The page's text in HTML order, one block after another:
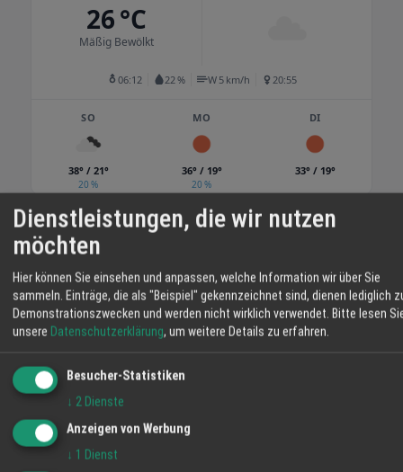
26 °C
Mäßig Bewölkt
06:12 22 % W 5 km/h 20:55
SO
38° / 21°
20 %
MO
36° / 19°
20 %
DI
33° / 19°
VIDEO-TIPP
Dienstleistungen, die wir nutzen
möchten
Hier können Sie einsehen und anpassen, welche Information wir über Sie
sammeln. Einträge, die als "Beispiel" gekennzeichnet sind, dienen lediglich
Demonstrationszwecken und werden nicht wirklich verwendet. Bitte lesen
unsere Datenschutzerklärung, um weitere Details zu erfahren.
Besucher-Statistiken
↓ 2 Dienste
Anzeigen von Werbung
↓ 1 Dienst